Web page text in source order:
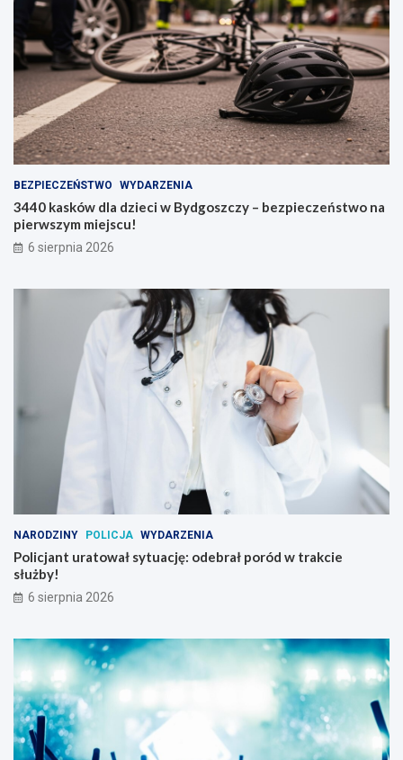
BEZPIECZEŃSTWO WYDARZENIA
3440 kasków dla dzieci w Bydgoszczy – bezpieczeństwo na
pierwszym miejscu!
6 sierpnia 2026
NARODZINY POLICJA WYDARZENIA
Policjant uratował sytuację: odebrał poród w trakcie
służby!
6 sierpnia 2026